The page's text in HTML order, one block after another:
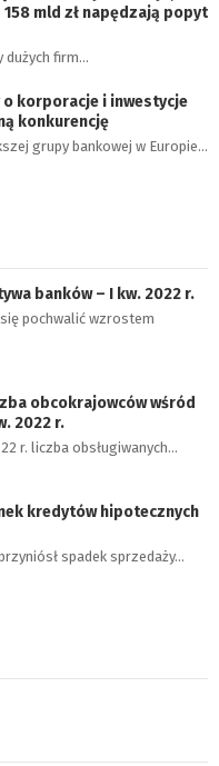
mld zł napędzają popyt
dużych firm…
o korporacje i inwestycje
konkurencję
grupy bankowej w Europie…
banków – I kw. 2022 r.
pochwalić wzrostem
obcokrajowców wśród
2022 r.
r. liczba obsługiwanych…
kredytów hipotecznych
spadek sprzedaży…